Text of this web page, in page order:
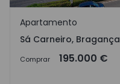
Sá Carneiro, Bragança
Apartamento
Sá Carneiro, Bragança
Comprar 195.000 €